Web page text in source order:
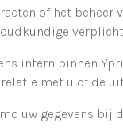
of het
intern binnen
met u of de
uw gegevens bij